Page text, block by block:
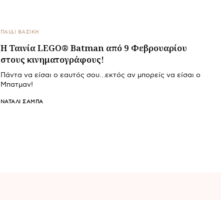
ΠΑΙΔΙ ΒΑΣΙΚΉ
H Ταινία LEGO® Batman από 9 Φεβρουαρίου
στους κινηματογράφους!
Πάντα να είσαι ο εαυτός σου…εκτός αν μπορείς να είσαι ο
Μπατμαν!
ΝΑΤΑΛΊ ΣΑΜΠΆ